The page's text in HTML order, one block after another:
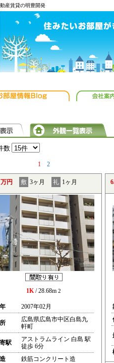
産賃貸の明豊開発
数
1 2
円 敷 3ヶ月 礼 1ヶ月
1K/ 28.68m 2
2007年02月
広島県広島市中区白島九
軒町
駅
アストラムライン 白島 駅
徒歩 6分
鉄筋コンクリート造